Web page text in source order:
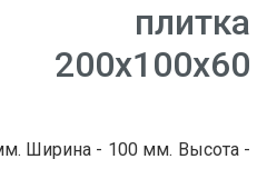
плитка
200х100х60
Ширина - 100 мм. Высота -